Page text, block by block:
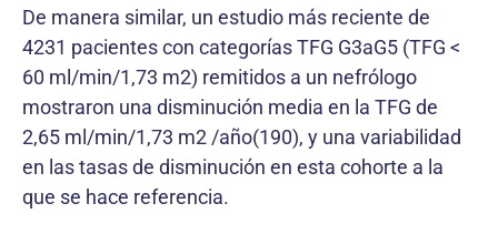
De manera similar, un estudio más reciente de
4231 pacientes con categorías TFG G3aG5 (TFG <
60 ml/min/1,73 m2) remitidos a un nefrólogo
mostraron una disminución media en la TFG de
2,65 ml/min/1,73 m2 /año(190), y una variabilidad
en las tasas de disminución en esta cohorte a la
que se hace referencia.